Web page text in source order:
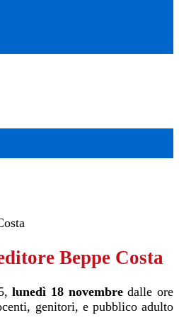
Beppe Costa
lunedì 18 novembredalle ore
genitori, e pubblico adulto